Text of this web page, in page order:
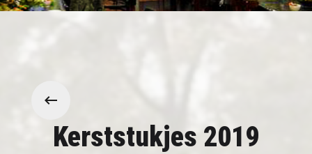
Kerststukjes 2019